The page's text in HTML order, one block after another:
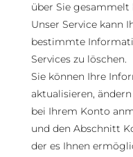
über Sie gesammelt
Unser Service kann
bestimmte
Services zu löschen.
Sie können Ihre
aktualisieren,
bei Ihrem Konto
und den Abschnitt
der es Ihnen